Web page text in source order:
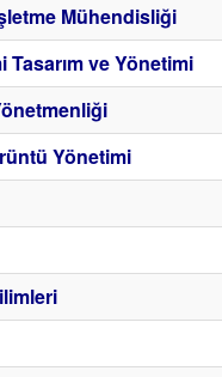
Mühendisliği
Tasarım ve Yönetimi
Yönetimi